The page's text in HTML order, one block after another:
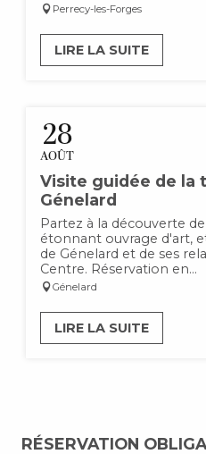
Perrecy-les-Forges
LIRE LA SUITE
28
AOÛT
Visite guidée de la
Génelard
Partez à la découverte
étonnant ouvrage d'art,
de Génelard et de ses
Centre. Réservation en...
Génelard
LIRE LA SUITE
RÉSERVATION